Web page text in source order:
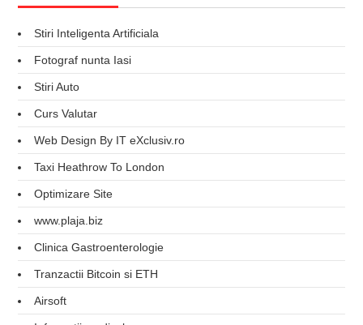
Stiri Inteligenta Artificiala
Fotograf nunta Iasi
Stiri Auto
Curs Valutar
Web Design By IT eXclusiv.ro
Taxi Heathrow To London
Optimizare Site
www.plaja.biz
Clinica Gastroenterologie
Tranzactii Bitcoin si ETH
Airsoft